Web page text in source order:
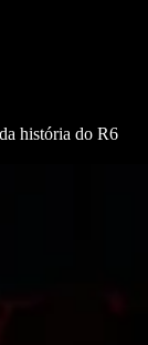
história do R6